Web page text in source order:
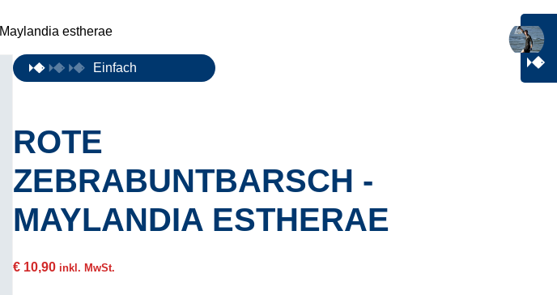
estherae
Einfach
ROTE
ZEBRABUNTBARSCH -
MAYLANDIA ESTHERAE
€ 10,90 inkl. MwSt.